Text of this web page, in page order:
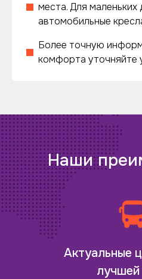
места. Для маленьких
автомобильные
Более точную
комфорта уточняйте
Наши
Актуальные